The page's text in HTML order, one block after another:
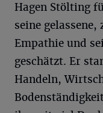
Hagen Stölting
seine
Empathie und
geschätzt. Er
Handeln,